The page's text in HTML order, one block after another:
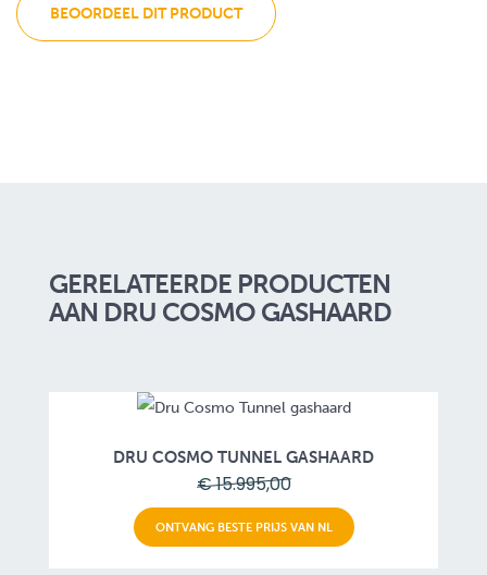
BEOORDEEL DIT PRODUCT
GERELATEERDE PRODUCTEN
AAN DRU COSMO GASHAARD
DRU COSMO TUNNEL GASHAARD
€ 15.995,00
ONTVANG BESTE PRIJS VAN NL